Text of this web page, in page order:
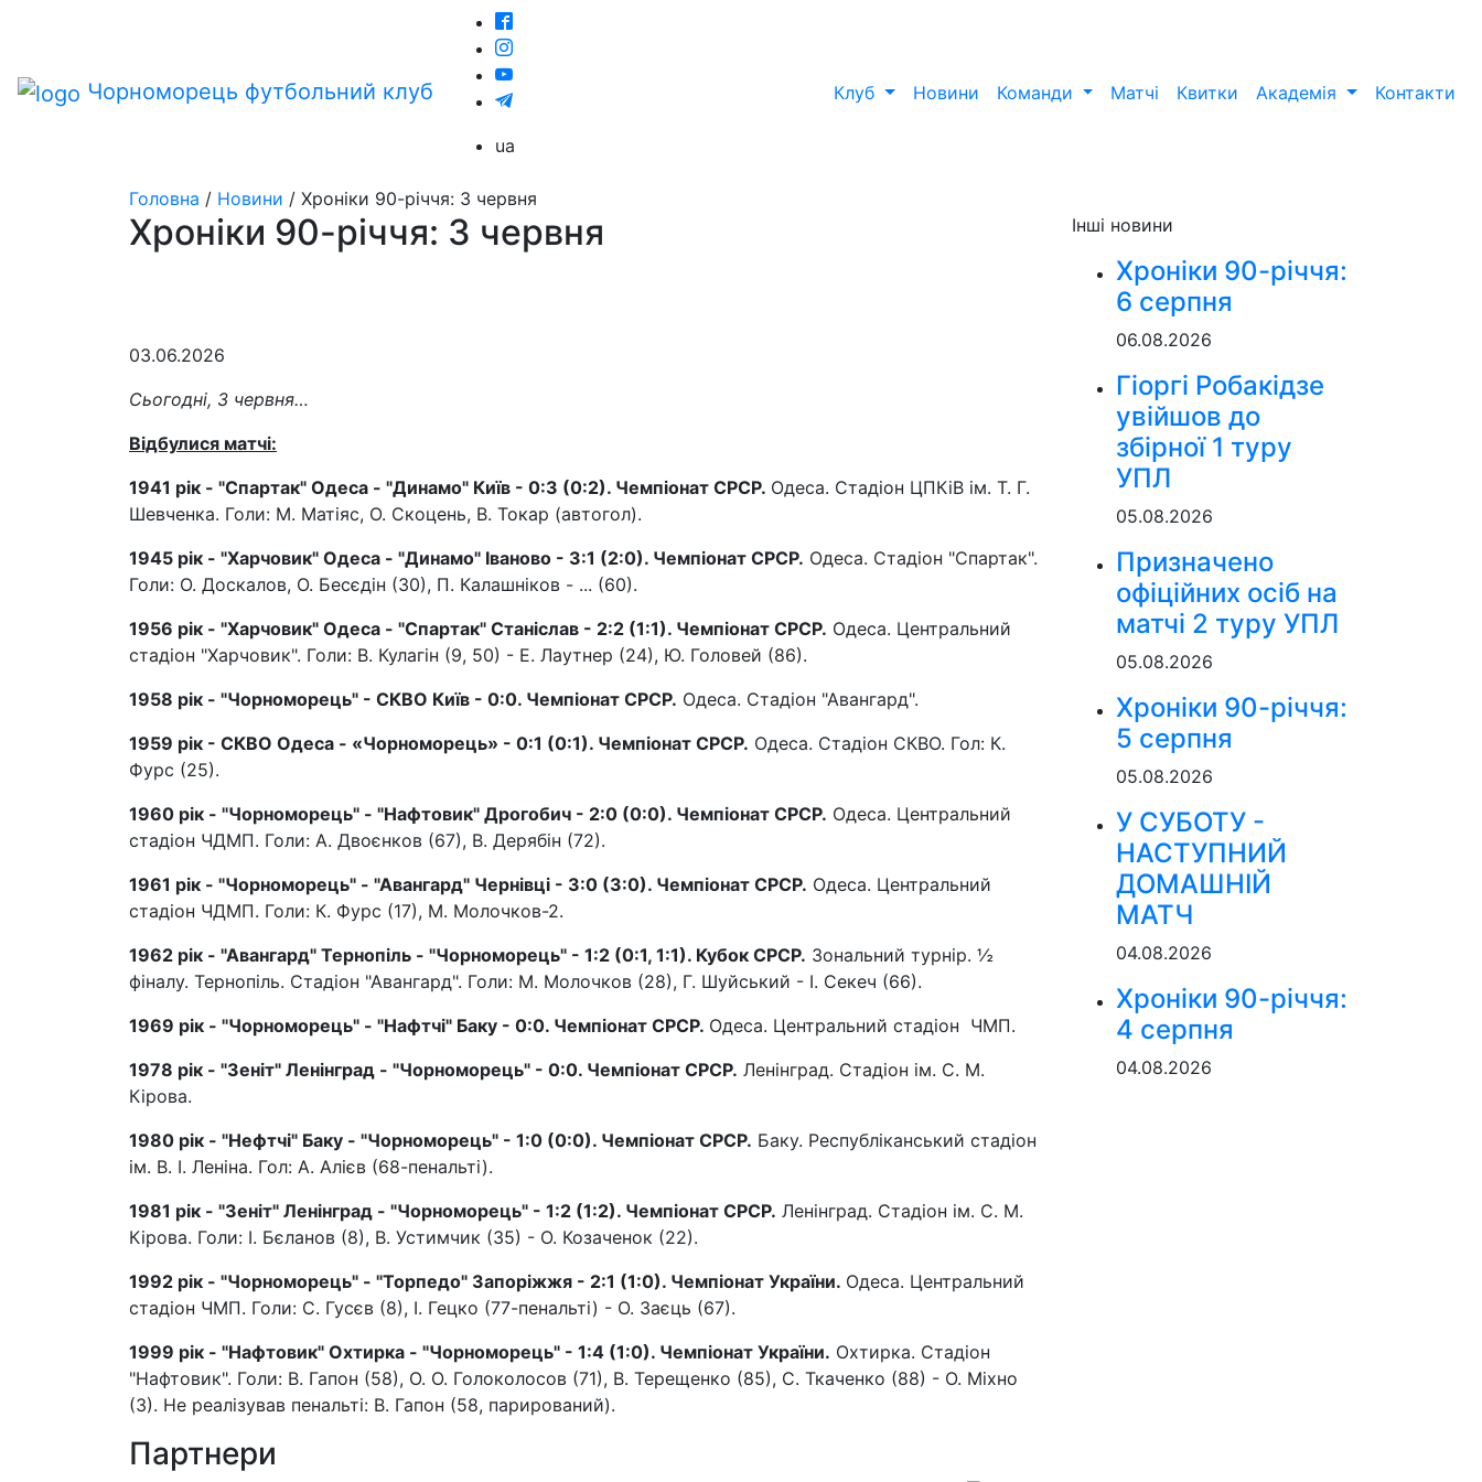
Чорноморець футбольний клуб
ua
Клуб Новини Команди Матчі Квитки Академія Контакти
Головна / Новини / Хроніки 90-річчя: 3 червня
Хроніки 90-річчя: 3 червня
03.06.2026
Сьогодні, 3 червня…
Відбулися матчі:
1941 рік - "Спартак" Одеса - "Динамо" Київ - 0:3 (0:2). Чемпіонат СРСР. Одеса. Стадіон ЦПКіВ ім. Т. Г.
Шевченка. Голи: М. Матіяс, О. Скоцень, В. Токар (автогол).
1945 рік - "Харчовик" Одеса - "Динамо" Іваново - 3:1 (2:0). Чемпіонат СРСР. Одеса. Стадіон "Спартак".
Голи: О. Доскалов, О. Бесєдін (30), П. Калашніков - ... (60).
1956 рік - "Харчовик" Одеса - "Спартак" Станіслав - 2:2 (1:1). Чемпіонат СРСР. Одеса. Центральний
стадіон "Харчовик". Голи: В. Кулагін (9, 50) - Е. Лаутнер (24), Ю. Головей (86).
1958 рік - "Чорноморець" - СКВО Київ - 0:0. Чемпіонат СРСР. Одеса. Стадіон "Авангард".
1959 рік - СКВО Одеса - «Чорноморець» - 0:1 (0:1). Чемпіонат СРСР. Одеса. Стадіон СКВО. Гол: К.
Фурс (25).
1960 рік - "Чорноморець" - "Нафтовик" Дрогобич - 2:0 (0:0). Чемпіонат СРСР. Одеса. Центральний
стадіон ЧДМП. Голи: А. Двоєнков (67), В. Дерябін (72).
1961 рік - "Чорноморець" - "Авангард" Чернівці - 3:0 (3:0). Чемпіонат СРСР. Одеса. Центральний
стадіон ЧДМП. Голи: К. Фурс (17), М. Молочков-2.
1962 рік - "Авангард" Тернопіль - "Чорноморець" - 1:2 (0:1, 1:1). Кубок СРСР. Зональний турнір. ½
фіналу. Тернопіль. Стадіон "Авангард". Голи: М. Молочков (28), Г. Шуйський - І. Секеч (66).
1969 рік - "Чорноморець" - "Нафтчі" Баку - 0:0. Чемпіонат СРСР. Одеса. Центральний стадіон ЧМП.
1978 рік - "Зеніт" Ленінград - "Чорноморець" - 0:0. Чемпіонат СРСР. Ленінград. Стадіон ім. С. М.
Кірова.
1980 рік - "Нефтчі" Баку - "Чорноморець" - 1:0 (0:0). Чемпіонат СРСР. Баку. Республіканський стадіон
ім. В. І. Леніна. Гол: А. Алієв (68-пенальті).
1981 рік - "Зеніт" Ленінград - "Чорноморець" - 1:2 (1:2). Чемпіонат СРСР. Ленінград. Стадіон ім. С. М.
Кірова. Голи: І. Бєланов (8), В. Устимчик (35) - О. Козаченок (22).
1992 рік - "Чорноморець" - "Торпедо" Запоріжжя - 2:1 (1:0). Чемпіонат України. Одеса. Центральний
стадіон ЧМП. Голи: С. Гусєв (8), І. Гецко (77-пенальті) - О. Заєць (67).
1999 рік - "Нафтовик" Охтирка - "Чорноморець" - 1:4 (1:0). Чемпіонат України. Охтирка. Стадіон
"Нафтовик". Голи: В. Гапон (58), О. О. Голоколосов (71), В. Терещенко (85), С. Ткаченко (88) - О. Міхно
(3). Не реалізував пенальті: В. Гапон (58, парирований).
Інші новини
Хроніки 90-річчя:
6 серпня
06.08.2026
Гіоргі Робакідзе
увійшов до
збірної 1 туру
УПЛ
05.08.2026
Призначено
офіційних осіб на
матчі 2 туру УПЛ
05.08.2026
Хроніки 90-річчя:
5 серпня
05.08.2026
У СУБОТУ -
НАСТУПНИЙ
ДОМАШНІЙ
МАТЧ
04.08.2026
Хроніки 90-річчя:
4 серпня
04.08.2026
Партнери